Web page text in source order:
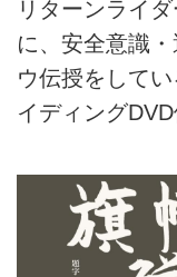
リターンライ
に、安全意識
ウ伝授をして
イディングDVD